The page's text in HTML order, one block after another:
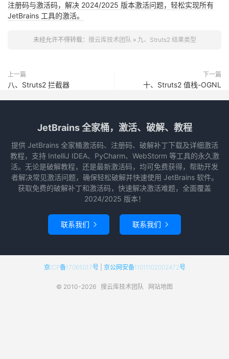
注册码与激活码，解决 2024/2025 版本激活问题，轻松实现所有
JetBrains 工具的激活。
未经允许不得转载： 搜云库技术团队 » 九、Struts2 结果类型
上一篇
八、Struts2 拦截器
下一篇
十、Struts2 值栈-OGNL
JetBrains 全家桶，激活、破解、教程
提供 JetBrains 全家桶激活码、注册码、破解补丁下载及详细激活
教程，支持 IntelliJ IDEA、PyCharm、WebStorm 等工具的永久激
活。无论是破解教程，还是最新激活码，均可免费获得，帮助开发
者解决常见激活问题，确保轻松破解并快速使用 JetBrains 软件。
获取免费的破解补丁和激活码，快速解决激活难题，全面覆盖
2024/2025 版本！
联系我们  联系我们 
京ICP备17065017号| 京公网安备11011102002472号
© 2010-2026 搜云库技术团队 网站地图